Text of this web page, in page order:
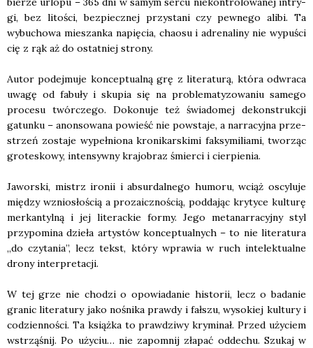
gi, bez lito­ści, bez­piecz­nej przy­sta­ni czy pew­ne­go ali­bi. Ta
wybu­cho­wa mie­szan­ka napię­cia, cha­osu i adre­na­li­ny nie wypu­ści
cię z rąk aż do ostat­niej stro­ny.
Autor podej­mu­je kon­cep­tu­al­ną grę z lite­ra­tu­rą, któ­ra odwra­ca
uwa­gę od fabu­ły i sku­pia się na pro­ble­ma­ty­zo­wa­niu same­go
pro­ce­su twór­cze­go. Doko­nu­je też świa­do­mej dekon­struk­cji
gatun­ku – anon­so­wa­na powieść nie powsta­je, a nar­ra­cyj­na prze­
strzeń zosta­je wypeł­nio­na kro­ni­kar­ski­mi fak­sy­mi­lia­mi, two­rząc
gro­te­sko­wy, inten­syw­ny kra­jo­braz śmier­ci i cier­pie­nia.
Jawor­ski, mistrz iro­nii i absur­dal­ne­go humo­ru, wciąż oscy­lu­je
mię­dzy wznio­sło­ścią a pro­za­icz­no­ścią, pod­da­jąc kry­ty­ce kul­tu­rę
mer­kan­tyl­ną i jej lite­rac­kie for­my. Jego meta­nar­ra­cyj­ny styl
przy­po­mi­na dzie­ła arty­stów kon­cep­tu­al­nych – to nie lite­ra­tu­ra
„do czy­ta­nia”, lecz tekst, któ­ry wpra­wia w ruch inte­lek­tu­al­ne
dro­ny inter­pre­ta­cji.
W tej grze nie cho­dzi o opo­wia­da­nie histo­rii, lecz o bada­nie
gra­nic lite­ra­tu­ry jako nośni­ka praw­dy i fał­szu, wyso­kiej kul­tu­ry i
codzien­no­ści. Ta książ­ka to praw­dzi­wy kry­mi­nał. Przed uży­ciem
wstrzą­śnij. Po uży­ciu… nie zapo­mnij zła­pać odde­chu. Szu­kaj w